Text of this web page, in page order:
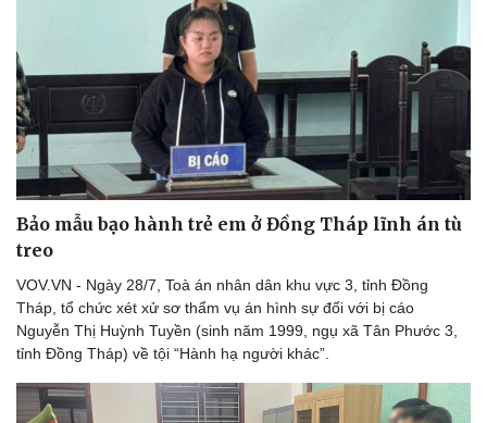
Thể thao
Bóng đá
Lịch thi đấu bóng đá
Thế giới thể thao
eSports
Hậu trường
Ô tô - Xe máy
Ô tô
Xe máy
Tư vấn
Bảo mẫu bạo hành trẻ em ở Đồng Tháp lĩnh án tù
treo
VOV.VN - Ngày 28/7, Toà án nhân dân khu vực 3, tỉnh Đồng
Tháp, tổ chức xét xử sơ thẩm vụ án hình sự đối với bị cáo
Nguyễn Thị Huỳnh Tuyền (sinh năm 1999, ngụ xã Tân Phước 3,
tỉnh Đồng Tháp) về tội “Hành hạ người khác”.